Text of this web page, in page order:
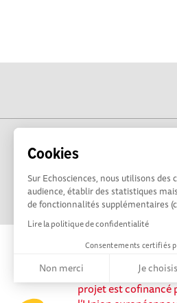
Cookies
Sur Echosciences, nous utilisons des
audience, établir des statistiques
de fonctionnalités supplémentaires
Lire la politique de confidentialité
Consentements certifiés
Non merci Je choisis
Axeptio consent
La plateforme
sciences et de
Science, avec la
projet est cofinancé